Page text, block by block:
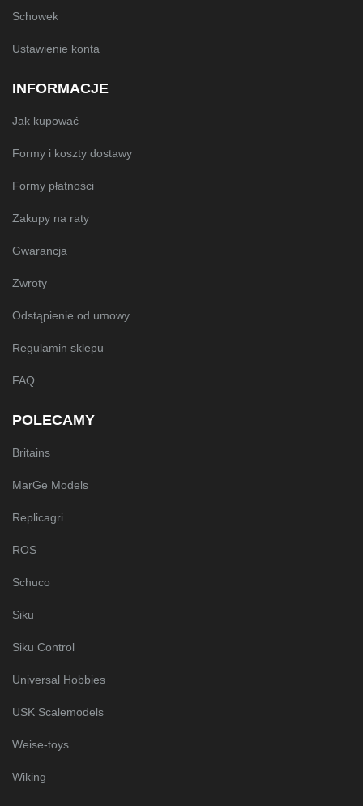
Schowek
Ustawienie konta
INFORMACJE
Jak kupować
Formy i koszty dostawy
Formy płatności
Zakupy na raty
Gwarancja
Zwroty
Odstąpienie od umowy
Regulamin sklepu
FAQ
POLECAMY
Britains
MarGe Models
Replicagri
ROS
Schuco
Siku
Siku Control
Universal Hobbies
USK Scalemodels
Weise-toys
Wiking